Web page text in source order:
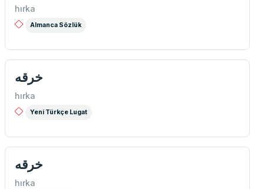
hırka
Almanca Sözlük
خرقه
hırka
Yeni Türkçe Lugat
خرقه
hırka